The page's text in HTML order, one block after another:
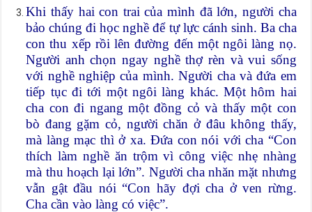
Khi thấy hai con trai của mình đã lớn, người cha
bảo chúng đi học nghề để tự lực cánh sinh. Ba cha
con thu xếp rồi lên đường đến một ngôi làng nọ.
Người anh chọn ngay nghề thợ rèn và vui sống
với nghề nghiệp của mình. Người cha và đứa em
tiếp tục đi tới một ngôi làng khác. Một hôm hai
cha con đi ngang một đồng cỏ và thấy một con
bò đang gặm cỏ, người chăn ở đâu không thấy,
mà làng mạc thì ở xa. Đứa con nói với cha “Con
thích làm nghề ăn trộm vì công việc nhẹ nhàng
mà thu hoạch lại lớn”. Người cha nhăn mặt nhưng
vẫn gật đầu nói “Con hãy đợi cha ở ven rừng.
Cha cần vào làng có việc”.